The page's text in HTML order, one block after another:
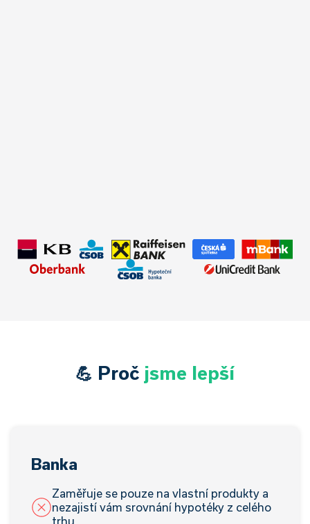
✅Úrok:
od 4,69 %
✅Hodnota nemovitosti:3 800 000 Kč
✅Doba splácení:
30 let
💪 Proč jsme lepší
Banka
Zaměřuje se pouze na vlastní produkty a
nezajistí vám srovnání hypotéky z celého
trhu.